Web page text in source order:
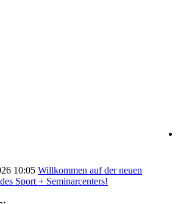
10:05 Willkommen auf der neuen
Sport + Seminarcenters!